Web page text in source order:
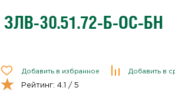
ЗЛВ-30.51.72-Б-ОС-БН
Добавить в избранное Добавить в
Рейтинг: 4.1 / 5